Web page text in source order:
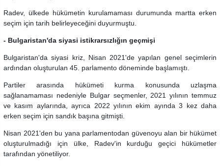
Radev, ülkede hükümetin kurulamaması durumunda martta erken
seçim için tarih belirleyeceğini duyurmuştu.
- Bulgaristan'da siyasi istikrarsızlığın geçmişi
Bulgaristan'da siyasi kriz, Nisan 2021'de yapılan genel seçimlerin
ardından oluşturulan 45. parlamento döneminde başlamıştı.
Partiler arasında hükümeti kurma konusunda uzlaşma
sağlanamaması nedeniyle Bulgar seçmenler, 2021 yılının temmuz
ve kasım aylarında, ayrıca 2022 yılının ekim ayında 3 kez daha
erken seçim için sandık başına gitmişti.
Nisan 2021'den bu yana parlamentodan güvenoyu alan bir hükümet
oluşturulmadığı için ülke, Radev'in kurduğu geçici hükümetler
tarafından yönetiliyor.